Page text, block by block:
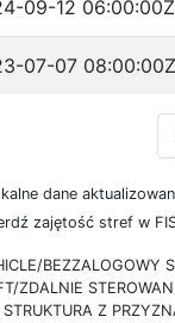
09-12
07-07
dane
zajętość stref w
BEZZALOGOWY
ZDALNIE
Z